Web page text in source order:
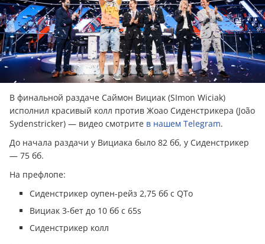
В финальной раздаче Саймон Вициак (SImon Wiciak)
исполнил красивый колл против Жоао Сиденстрикера (João
Sydenstricker) — видео смотрите в нашем Telegram.
До начала раздачи у Вициака было 82 бб, у Сиденстрикер
— 75 бб.
На префлопе:
Сиденстрикер оупен-рейз 2,75 бб с QTo
Вициак 3-бет до 10 бб с 65s
Сиденстрикер колл